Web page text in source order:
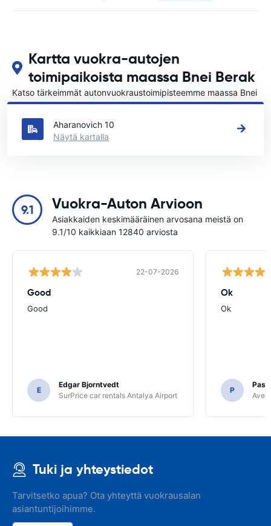
Kartta vuokra-autojen
toimipaikoista maassa Bnei Berak
Katso tärkeimmät autonvuokraustoimipisteemme maassa Bnei
Berak
Aharanovich 10
Näytä kartalla
9.1 Vuokra-Auton Arvioon
Asiakkaiden keskimääräinen arvosana meistä on
9.1/10 kaikkiaan 12840 arviosta
22-07-2026
Good
Good
E
Edgar Bjorntvedt
SurPrice car rentals Antalya Airport
Ok
Ok
P
Avec
Tuki ja yhteystiedot
Tarvitsetko apua? Ota yhteyttä vuokrausalan
asiantuntijoihimme.